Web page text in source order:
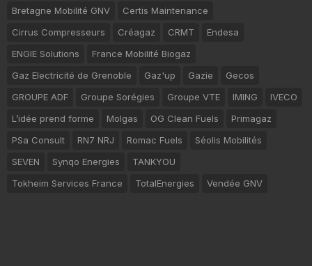
Bretagne Mobilité GNV
Certis Maintenance
Cirrus Compresseurs
Créagaz CRMT
Endesa
ENGIE Solutions
France Mobilité Biogaz
Gaz Electricité de Grenoble
Gaz'up Gazie
Gecos
GROUPE ADF
Groupe Sorégies Groupe VTE IMING
IVECO
L’idée prend forme
Molgas OG Clean Fuels
Primagaz
PSa Consult
RN7 NRJ Romac Fuels
Séolis Mobilités
SEVEN
Synqo Energies
TANKYOU
Tokheim Services France
TotalEnergies Vendée GNV